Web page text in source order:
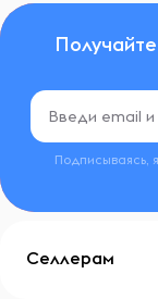
Подписываясь,
Селлерам